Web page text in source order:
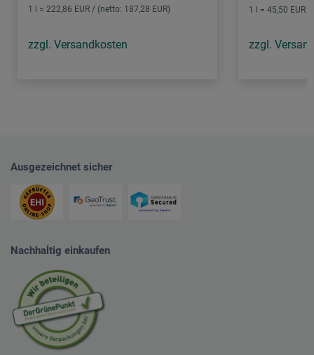
1 l = 222,86 EUR / (netto: 187,28 EUR)
zzgl. Versandkosten
1 l = 45,50 EUR
zzgl.
Ausgezeichnet sicher
Nachhaltig einkaufen